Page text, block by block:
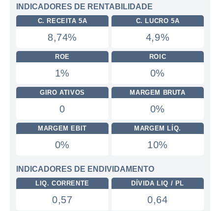
INDICADORES DE RENTABILIDADE
C. RECEITA 5A
8,74%
C. LUCRO 5A
4,9%
ROE
1%
ROIC
0%
GIRO ATIVOS
0
MARGEM BRUTA
0%
MARGEM EBIT
0%
MARGEM LÍQ.
10%
INDICADORES DE ENDIVIDAMENTO
LIQ. CORRENTE
0,57
DÍVIDA LIQ / PL
0,64